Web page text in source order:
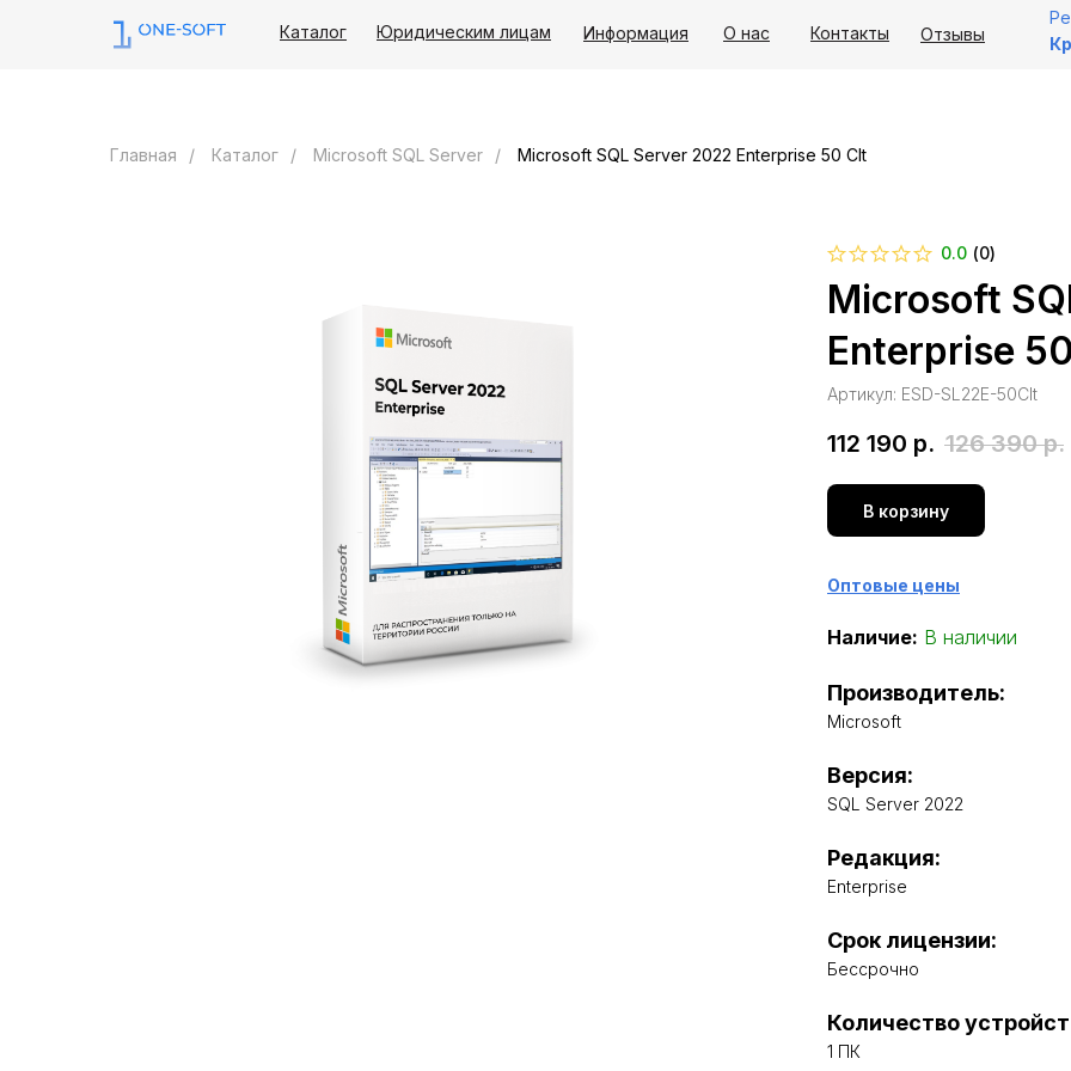
Каталог Юридическим лицам Информация О нас Контакты Отзывы
Главная / Каталог / Microsoft SQL Server / Microsoft SQL Server 2022 Enterprise 50 Clt
0.0 (0)
Microsoft
Enterprise
Артикул: ESD-SL22E-50Clt
112 190 р. 126 390 р.
В корзину
Оптовые цены
Наличие: В наличии
Производитель:
Microsoft
Версия:
SQL Server 2022
Редакция:
Enterprise
Срок лицензии:
Бессрочно
Количество
1 ПК